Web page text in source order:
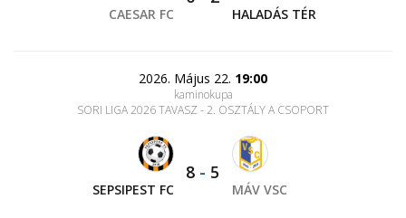
CAESAR FC HALADÁS TÉR
2026. Május 22. 19:00
kaminokupa
SORI LIGA 2026 TAVASZ - 2. OSZTÁLY A CSOPORT
SEPSIPEST FC
8 - 5
MÁV VSC